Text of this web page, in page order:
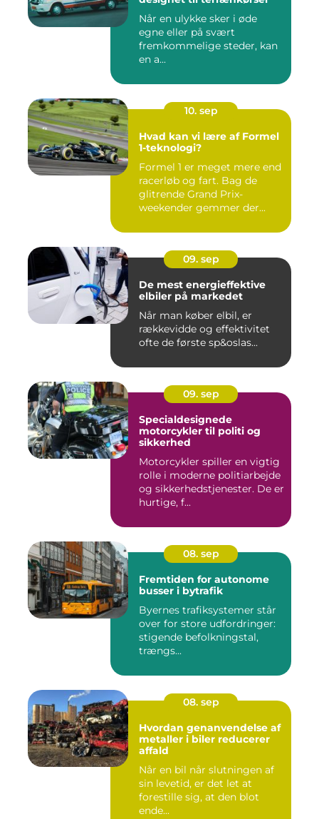
Når en ulykke sker i øde
egne eller på svært
fremkommelige steder, kan
en a...
10. sep
Hvad kan vi lære af Formel
1-teknologi?
Formel 1 er meget mere end
racerløb og fart. Bag de
glitrende Grand Prix-
weekender gemmer der...
09. sep
De mest energieffektive
elbiler på markedet
Når man køber elbil, er
rækkevidde og effektivitet
ofte de første sp&oslas...
09. sep
Specialdesignede
motorcykler til politi og
sikkerhed
Motorcykler spiller en vigtig
rolle i moderne politiarbejde
og sikkerhedstjenester. De er
hurtige, f...
08. sep
Fremtiden for autonome
busser i bytrafik
Byernes trafiksystemer står
over for store udfordringer:
stigende befolkningstal,
trængs...
08. sep
Hvordan genanvendelse af
metaller i biler reducerer
affald
Når en bil når slutningen af
sin levetid, er det let at
forestille sig, at den blot
ende...